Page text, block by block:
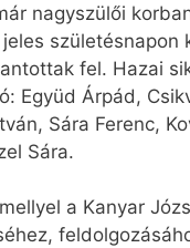
nagyszülői
születésnapon
fel. Hazai
Együd Árpád,
Sára Ferenc,
Sára.
a Kanyar